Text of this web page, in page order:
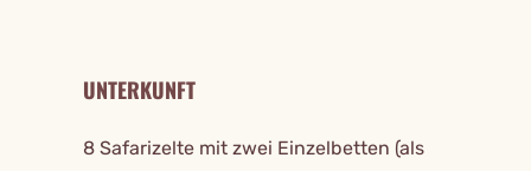
UNTERKUNFT
8 Safarizelte mit zwei Einzelbetten (als